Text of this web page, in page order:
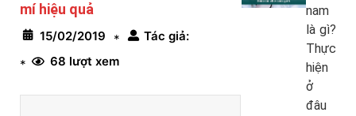
mí hiệu quả
15/02/2019 *
Tác giả:
*
68 lượt xem
nam
là gì?
Thực
hiện
ở
đâu